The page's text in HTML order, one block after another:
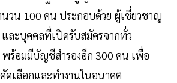
นวน 100 คน ประกอบด้วย ผู้เชี่ยวชาญ
ละบุคคลที่เปิดรับสมัครจากทั่ว
ร้อมมีบัญชีสำรองอีก 300 คน เพื่อ
ดเลือกและทำงานในอนาคต